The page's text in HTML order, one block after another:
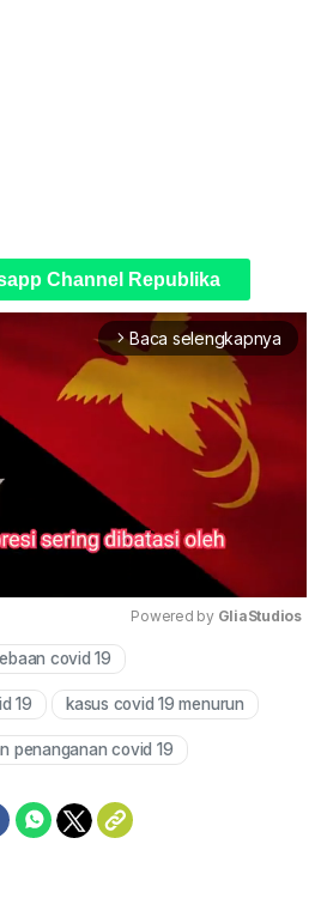
Channel Republika
arrow_forward_ios Baca selengkapnya
Powered by GliaStudios
covid 19
19 kasus covid 19 menurun
penanganan covid 19